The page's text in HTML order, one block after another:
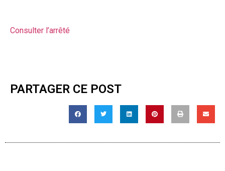
Consulter l’arrêté
PARTAGER CE POST